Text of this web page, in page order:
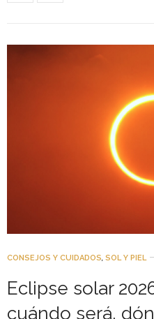
CONSEJOS Y CUIDADOS, SOL Y PIEL
Eclipse solar
cuándo será,